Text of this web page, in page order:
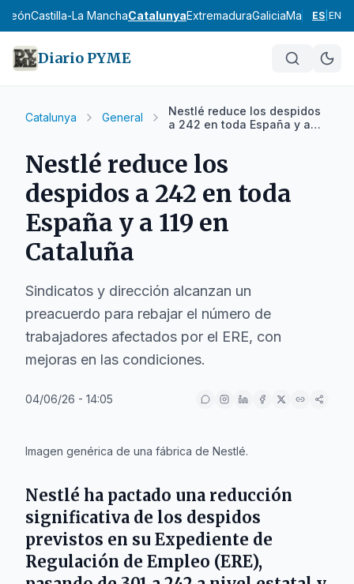
LeónCastilla-La ManchaCatalunyaExtremaduraGaliciaMadrid
ES EN
Diario PYME
Catalunya General
Nestlé reduce los despidos
a 242 en toda España y a
Nestlé reduce los
despidos a 242 en toda
España y a 119 en
Cataluña
Sindicatos y dirección alcanzan un
preacuerdo para rebajar el número de
trabajadores afectados por el ERE, con
mejoras en las condiciones.
04/06/26 - 14:05
Imagen genérica de una fábrica de Nestlé.
Nestlé ha pactado una reducción
significativa de los despidos
previstos en su Expediente de
Regulación de Empleo (ERE),